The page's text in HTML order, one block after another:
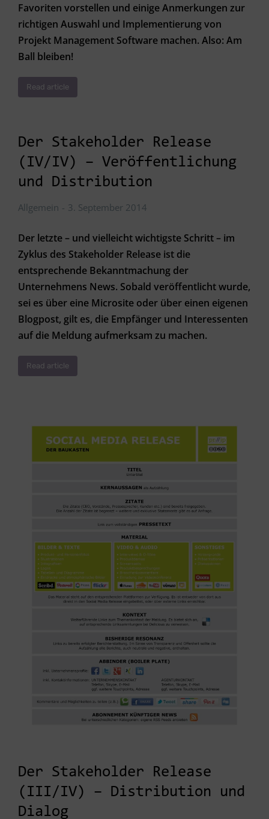
Favoriten vorstellen und einige Anmerkungen zur
richtigen Auswahl und Implementierung von
Projekt Management Software machen. Also: Am
Ball bleiben!
Read article
Der Stakeholder Release
(IV/IV) – Veröffentlichung
und Distribution
Allgemein 3. September 2014
Der letzte – und vielleicht wichtigste Schritt – im
Zyklus des Stakeholder Release ist die
entsprechende Bekanntmachung der
Unternehmens News. Sobald veröffentlicht wurde,
sei es über eine Microsite oder über einen eigenen
Blogpost, gilt es, die Empfänger und Interessenten
auf die Meldung aufmerksam zu machen.
Read article
Der Stakeholder Release
(III/IV) – Distribution und
Dialog